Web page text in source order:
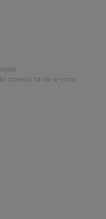
adresa ta de e-mail